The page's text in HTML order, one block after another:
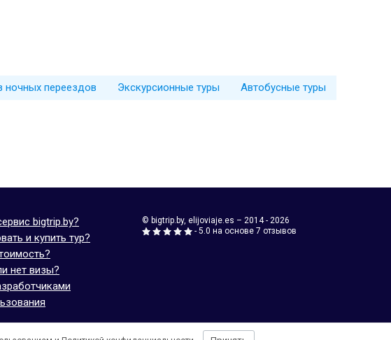
ночных переездов Экскурсионные туры
Автобусные туры
bigtrip.by?
и купить тур?
нет визы?
© bigtrip.by, elijoviaje.es – 2014 - 2026
- 5.0 на основе 7 отзывов